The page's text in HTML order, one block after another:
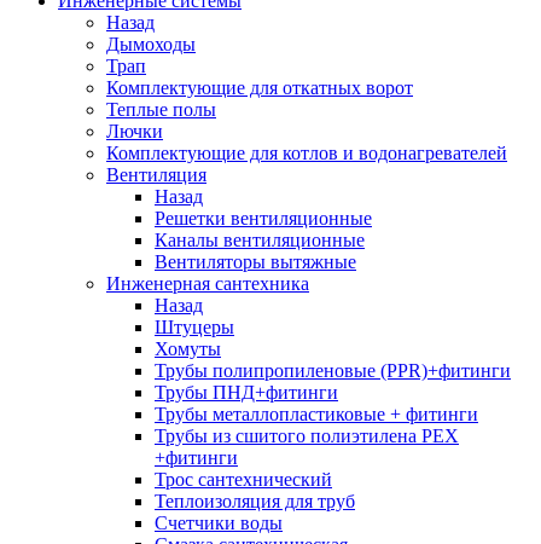
Назад
Дымоходы
Трап
Комплектующие для откатных ворот
Теплые полы
Лючки
Комплектующие для котлов и водонагревателей
Вентиляция
Назад
Решетки вентиляционные
Каналы вентиляционные
Вентиляторы вытяжные
Инженерная сантехника
Назад
Штуцеры
Хомуты
Трубы полипропиленовые (PPR)+фитинги
Трубы ПНД+фитинги
Трубы металлопластиковые + фитинги
Трубы из сшитого полиэтилена PEX
+фитинги
Трос сантехнический
Теплоизоляция для труб
Счетчики воды